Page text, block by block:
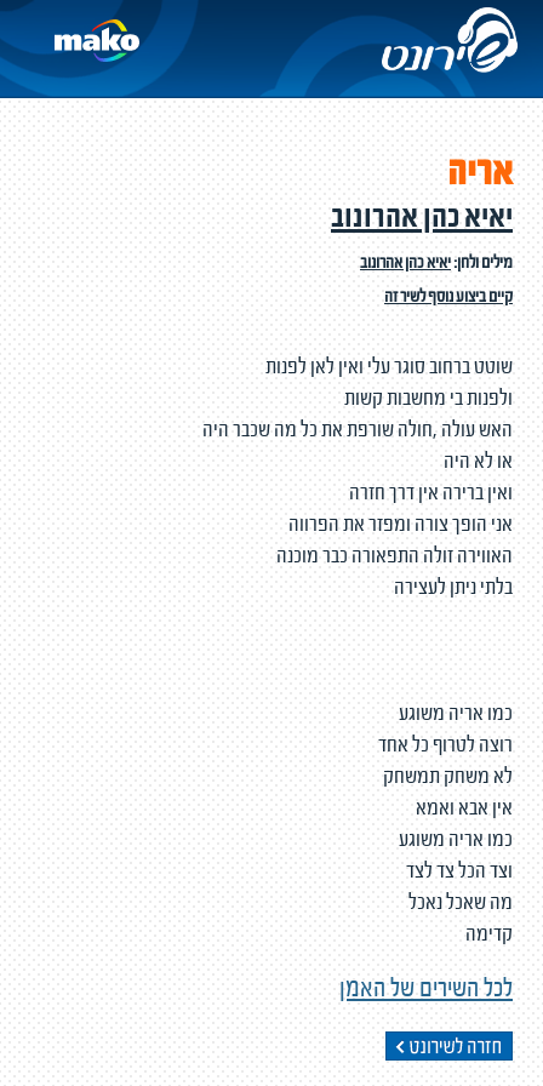
אריה
יאיא כהן אהרונוב
מילים ולחן:יאיא כהן אהרונוב
קיים ביצוע נוסף לשיר זה
שוטט ברחוב סוגר עלי ואין לאן לפנות
ולפנות בי מחשבות קשות
האש עולה ,חולה שורפת את כל מה שכבר היה
או לא היה
ואין ברירה אין דרך חזרה
אני הופך צורה ומפזר את הפרווה
האווירה זולה התפאורה כבר מוכנה
בלתי ניתן לעצירה
כמו אריה משוגע
רוצה לטרוף כל אחד
לא משחק תמשחק
אין אבא ואמא
כמו אריה משוגע
וצד הכל צד לצד
מה שאכל נאכל
קדימה
לכל השירים של האמן